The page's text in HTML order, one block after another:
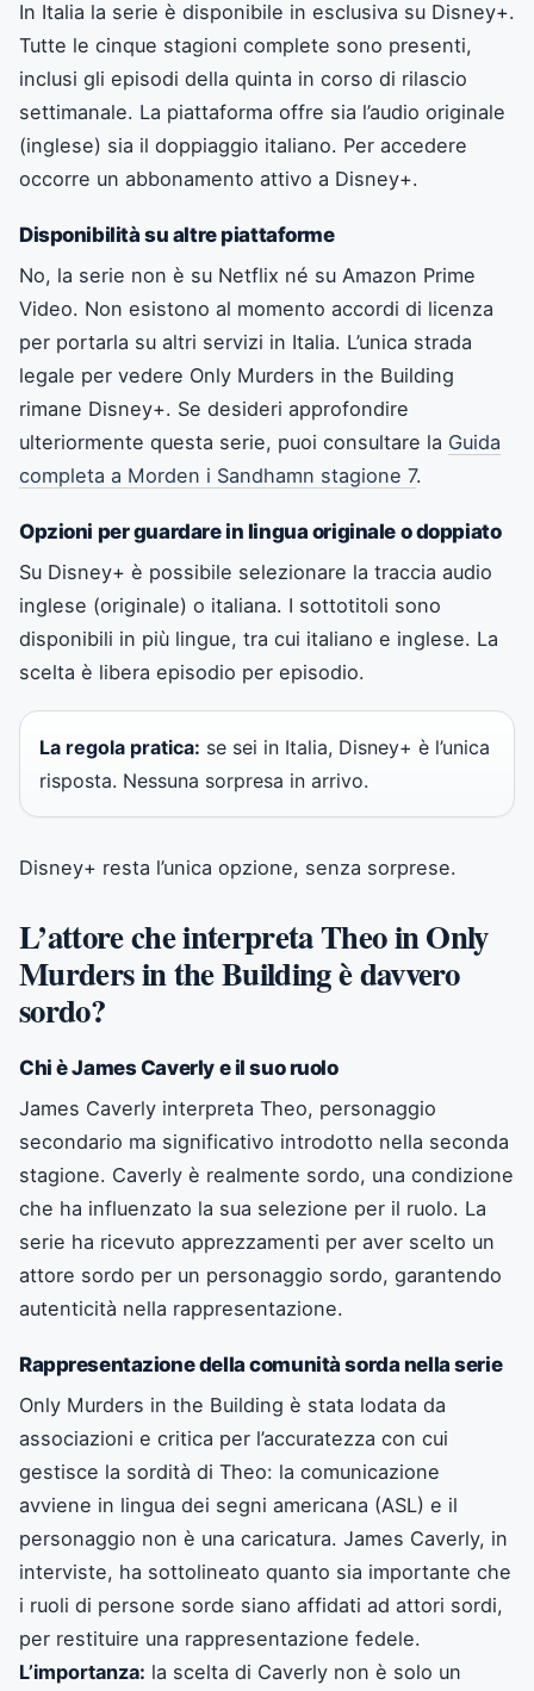
In Italia la serie è disponibile in esclusiva su Disney+.
Tutte le cinque stagioni complete sono presenti,
inclusi gli episodi della quinta in corso di rilascio
settimanale. La piattaforma offre sia l’audio originale
(inglese) sia il doppiaggio italiano. Per accedere
occorre un abbonamento attivo a Disney+.
Disponibilità su altre piattaforme
No, la serie non è su Netflix né su Amazon Prime
Video. Non esistono al momento accordi di licenza
per portarla su altri servizi in Italia. L’unica strada
legale per vedere Only Murders in the Building
rimane Disney+. Se desideri approfondire
ulteriormente questa serie, puoi consultare la Guida
completa a Morden i Sandhamn stagione 7.
Opzioni per guardare in lingua originale o doppiato
Su Disney+ è possibile selezionare la traccia audio
inglese (originale) o italiana. I sottotitoli sono
disponibili in più lingue, tra cui italiano e inglese. La
scelta è libera episodio per episodio.
La regola pratica: se sei in Italia, Disney+ è l’unica
risposta. Nessuna sorpresa in arrivo.
Disney+ resta l’unica opzione, senza sorprese.
L’attore che interpreta Theo in Only
Murders in the Building è davvero
sordo?
Chi è James Caverly e il suo ruolo
James Caverly interpreta Theo, personaggio
secondario ma significativo introdotto nella seconda
stagione. Caverly è realmente sordo, una condizione
che ha influenzato la sua selezione per il ruolo. La
serie ha ricevuto apprezzamenti per aver scelto un
attore sordo per un personaggio sordo, garantendo
autenticità nella rappresentazione.
Rappresentazione della comunità sorda nella serie
Only Murders in the Building è stata lodata da
associazioni e critica per l’accuratezza con cui
gestisce la sordità di Theo: la comunicazione
avviene in lingua dei segni americana (ASL) e il
personaggio non è una caricatura. James Caverly, in
interviste, ha sottolineato quanto sia importante che
i ruoli di persone sorde siano affidati ad attori sordi,
per restituire una rappresentazione fedele.
L’importanza: la scelta di Caverly non è solo un